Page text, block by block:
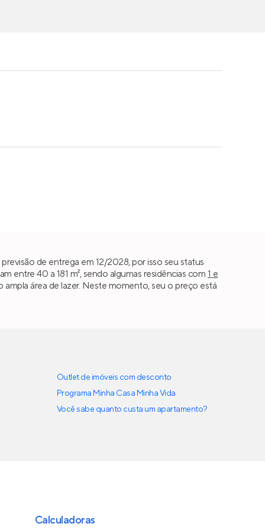
de entrega em 12/2028, por isso seu status
entre 40 a 181 m², sendo algumas residências com 1 e
ampla área de lazer. Neste momento, seu o preço está
Outlet de imóveis com desconto
Programa Minha Casa Minha Vida
Você sabe quanto custa um apartamento?
Calculadoras